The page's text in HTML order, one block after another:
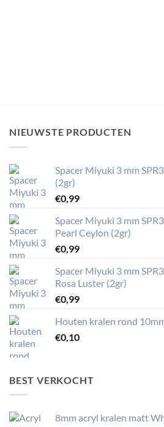
NIEUWSTE PRODUCTEN
Spacer Miyuki 3 mm
(2gr)
€0,99
Spacer Miyuki 3 mm
Pearl Ceylon (2gr)
€0,99
Spacer Miyuki 3 mm
Rosa Luster (2gr)
€0,99
Houten kralen rond
€0,10
BEST VERKOCHT
8mm acryl kralen matt